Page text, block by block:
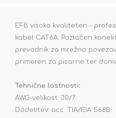
EFB visoko kvaliteten -
kabel CAT6A. Pozlačen
prevodnik za mrežno
primeren za pisarne ter
Tehnične lastnosti:
AWG-velikost: 30/7
Dodelitev: acc. TIA/EIA 568B